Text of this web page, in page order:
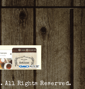
. All Rights Reserved.